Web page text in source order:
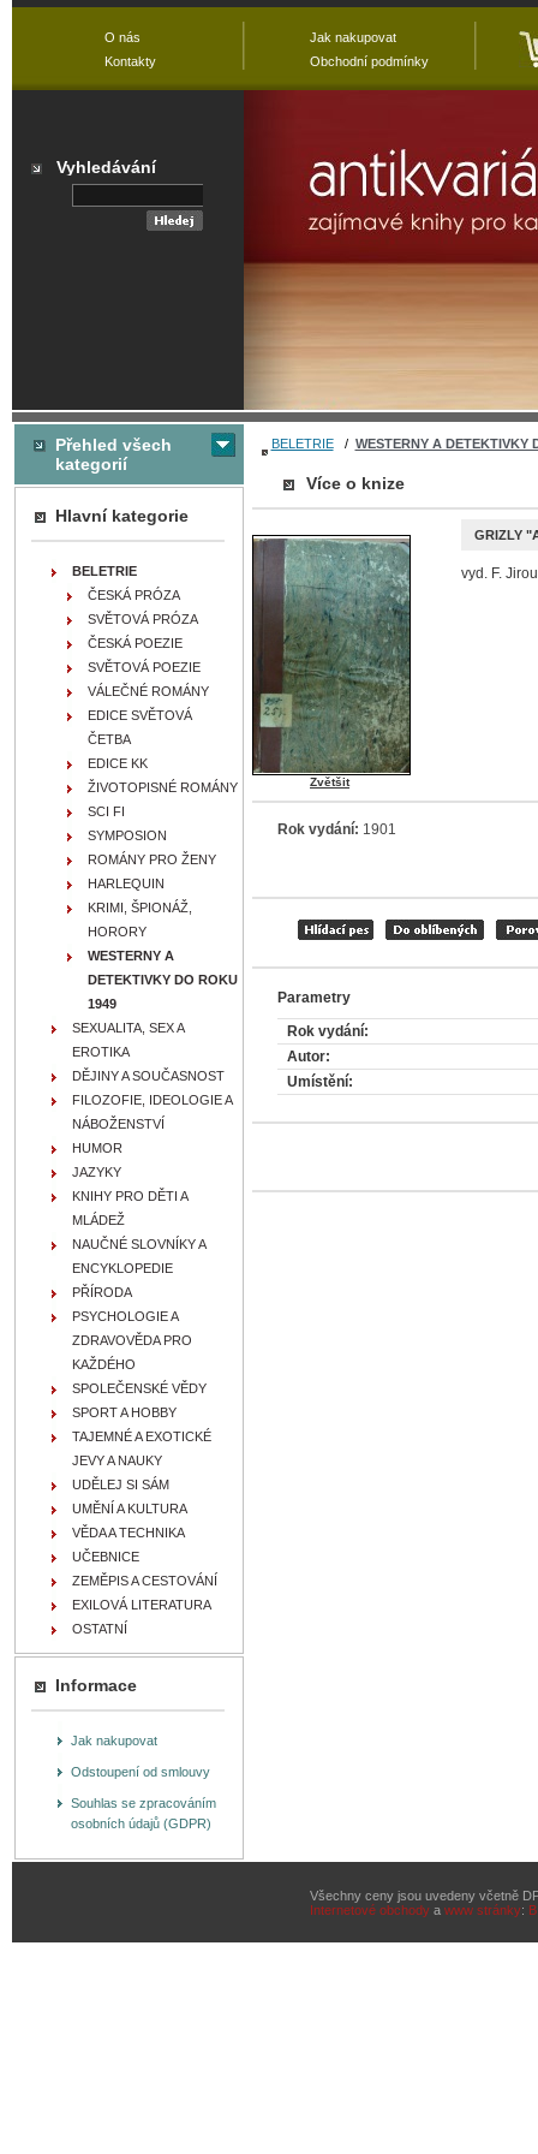
BELETRIE/ WESTERNY A DETEKTIVKY
Více o knize
Zvětšit
GRIZLY
vyd. F.
Rok vydání: 1901
Parametry
Rok vydání:
Autor:
Umístění:
Přehled všech
kategorií
Hlavní kategorie
BELETRIE
ČESKÁ PRÓZA
SVĚTOVÁ PRÓZA
ČESKÁ POEZIE
SVĚTOVÁ POEZIE
VÁLEČNÉ ROMÁNY
EDICE SVĚTOVÁ
ČETBA
EDICE KK
ŽIVOTOPISNÉ ROMÁNY
SCI FI
SYMPOSION
ROMÁNY PRO ŽENY
HARLEQUIN
KRIMI, ŠPIONÁŽ,
HORORY
WESTERNY A
DETEKTIVKY DO ROKU
1949
SEXUALITA, SEX A
EROTIKA
DĚJINY A SOUČASNOST
FILOZOFIE, IDEOLOGIE A
NÁBOŽENSTVÍ
HUMOR
JAZYKY
KNIHY PRO DĚTI A
MLÁDEŽ
NAUČNÉ SLOVNÍKY A
ENCYKLOPEDIE
PŘÍRODA
PSYCHOLOGIE A
ZDRAVOVĚDA PRO
KAŽDÉHO
SPOLEČENSKÉ VĚDY
SPORT A HOBBY
TAJEMNÉ A EXOTICKÉ
JEVY A NAUKY
UDĚLEJ SI SÁM
UMĚNÍ A KULTURA
VĚDA A TECHNIKA
UČEBNICE
ZEMĚPIS A CESTOVÁNÍ
EXILOVÁ LITERATURA
OSTATNÍ
Informace
Jak nakupovat
Odstoupení od smlouvy
Souhlas se zpracováním
osobních údajů (GDPR)
Všechny ceny jsou uvedeny včetně
Internetové obchodya www stránky:
O nás
Kontakty
Jak nakupovat
Obchodní podmínky
Vyhledávání